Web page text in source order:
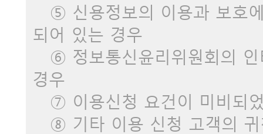
⑤ 신용정보의 이용과 보호
되어 있는 경우
⑥ 정보통신윤리위원회의 인
경우
⑦ 이용신청 요건이 미비되
⑧ 기타 이용 신청 고객의 귀